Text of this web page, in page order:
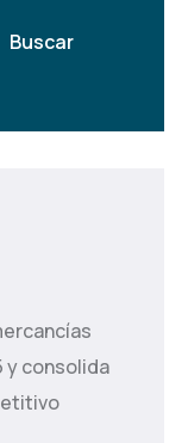
Buscar
y consolida